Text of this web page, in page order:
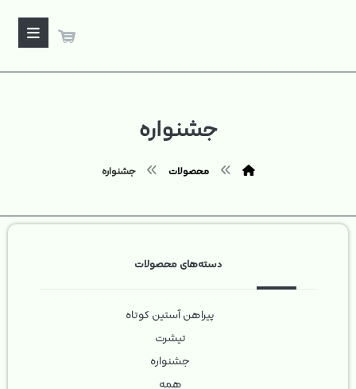
جشنواره
محصولات جشنواره
دسته‌های محصولات
پیراهن آستین کوتاه
تیشرت
جشنواره
همه